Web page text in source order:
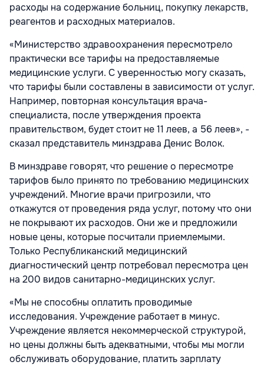
расходы на содержание больниц, покупку лекарств,
реагентов и расходных материалов.
«Министерство здравоохранения пересмотрело
практически все тарифы на предоставляемые
медицинские услуги. С уверенностью могу сказать,
что тарифы были составлены в зависимости от услуг.
Например, повторная консультация врача-
специалиста, после утверждения проекта
правительством, будет стоит не 11 леев, а 56 леев», -
сказал представитель минздрава Денис Волок.
В минздраве говорят, что решение о пересмотре
тарифов было принято по требованию медицинских
учреждений. Многие врачи пригрозили, что
откажутся от проведения ряда услуг, потому что они
не покрывают их расходов. Они же и предложили
новые цены, которые посчитали приемлемыми.
Только Республиканский медицинский
диагностический центр потребовал пересмотра цен
на 200 видов санитарно-медицинских услуг.
«Мы не способны оплатить проводимые
исследования. Учреждение работает в минус.
Учреждение является некоммерческой структурой,
но цены должны быть адекватными, чтобы мы могли
обслуживать оборудование, платить зарплату